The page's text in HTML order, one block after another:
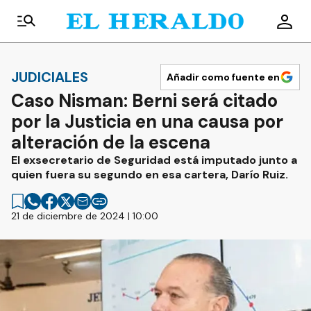
JUDICIALES Añadir como fuente en
Caso Nisman: Berni será citado
por la Justicia en una causa por
alteración de la escena
El exsecretario de Seguridad está imputado junto a
quien fuera su segundo en esa cartera, Darío Ruiz.
21 de diciembre de 2024 | 10:00